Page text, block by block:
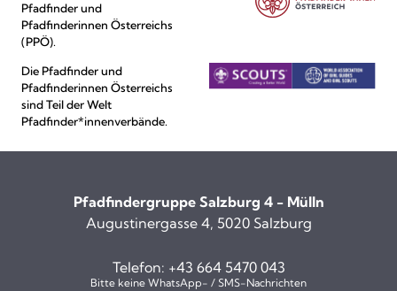
Pfadfinder und
Pfadfinderinnen Österreichs
(PPÖ).
Die Pfadfinder und
Pfadfinderinnen Österreichs
sind Teil der Welt
Pfadfinder*innenverbände.
Pfadfindergruppe Salzburg 4 - Mülln
Augustinergasse 4, 5020 Salzburg
Telefon: +43 664 5470 043
Bitte keine WhatsApp- / SMS-Nachrichten